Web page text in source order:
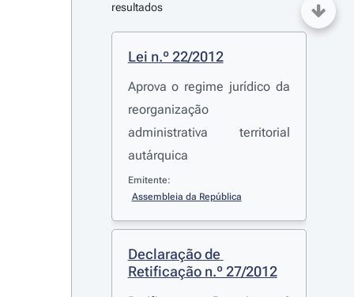
resultados
Lei n.º 22/2012
Aprova o regime jurídico da
reorganização
administrativa territorial
autárquica
Emitente:
Assembleia da República
Declaração de
Retificação n.º 27/2012